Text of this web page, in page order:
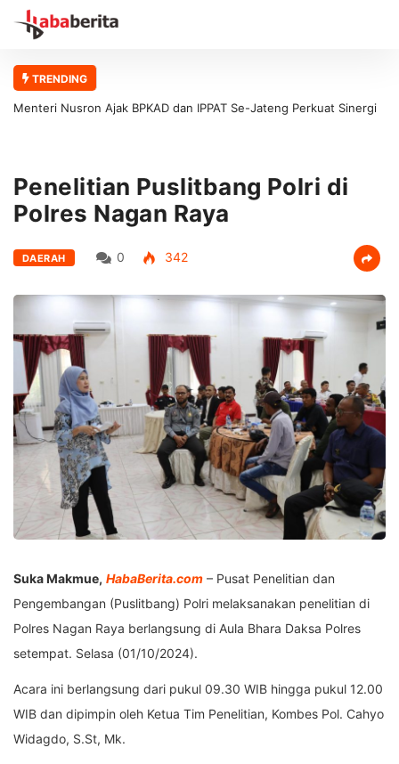
TRENDING
Menteri Nusron Ajak BPKAD dan IPPAT Se-Jateng Perkuat Sinergi
Penelitian Puslitbang Polri di
Polres Nagan Raya
DAERAH 0 342
Suka Makmue, HabaBerita.com – Pusat Penelitian dan
Pengembangan (Puslitbang) Polri melaksanakan penelitian di
Polres Nagan Raya berlangsung di Aula Bhara Daksa Polres
setempat. Selasa (01/10/2024).
Acara ini berlangsung dari pukul 09.30 WIB hingga pukul 12.00
WIB dan dipimpin oleh Ketua Tim Penelitian, Kombes Pol. Cahyo
Widagdo, S.St, Mk.